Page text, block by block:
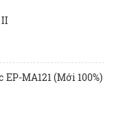
II
MA121 (Mới 100%)